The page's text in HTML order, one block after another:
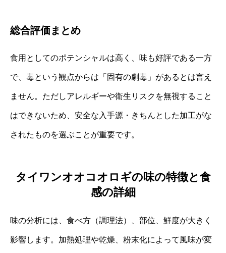
総合評価まとめ
食用としてのポテンシャルは高く、味も好評である一方
で、毒という観点からは「固有の劇毒」があるとは言え
ません。ただしアレルギーや衛生リスクを無視すること
はできないため、安全な入手源・きちんとした加工がな
されたものを選ぶことが重要です。
タイワンオオコオロギの味の特徴と食
感の詳細
味の分析には、食べ方（調理法）、部位、鮮度が大きく
影響します。加熱処理や乾燥、粉末化によって風味が変